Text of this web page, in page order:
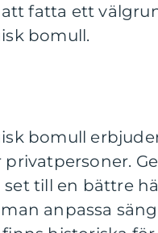
fatta ett
bomull.
bomull
set till en bättre
anpassa